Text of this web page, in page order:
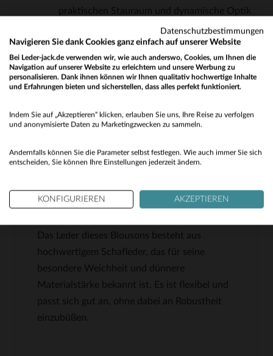
praktischen Stauraum und dynamische Optik
Druckknöpfe an den Ärmeln für individuelle
Anpassung
Kontrastierende Futterstoff-Innenseite für
zusätzlichen Komfort
Zahlreiche Nähte und Steppungen für eine
hochwertige Verarbeitung
Ideal für die Übergangsjahreszeiten mit einem
Das Leder dieses Blousons besteht aus
hochwertigem Schafleder, das für seine
besondere Weichheit und dünnere
Materialstärke bekannt ist. Es ist flexibel und
passt sich gut an, ohne dabei an Robustheit
einzubüßen.
No
Datenschutzbestimmungen
Navigieren Sie dank Cookies ganz einfach auf unserer Website
Bei Leder-jack.de verwenden wir, wie auch anderswo, Cookies, um Ihnen die
Navigation auf unserer Website zu erleichtern und unsere Werbung zu
personalisieren. Dank ihnen können wir Ihnen qualitativ hochwertige Inhalte
und Erfahrungen bieten und sicherstellen, dass alles perfekt funktioniert.
Indem Sie auf „Akzeptieren“ klicken, erlauben Sie uns, Ihre Reise zu verfolgen
und anonymisierte Daten zu Marketingzwecken zu sammeln.
Andernfalls können Sie die Parameter selbst festlegen. Wie auch immer Sie sich
entscheiden, Sie können Ihre Einstellungen jederzeit ändern.
KONFIGURIEREN AKZEPTIEREN